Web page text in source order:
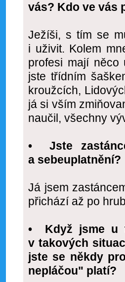
vás? Kdo ve vás
Ježíši, s tím se
i uživit. Kolem
profesi mají něco
jste třídním
kroužcích,
já si vším
naučil, všechny
• Jste
a sebeuplatnění?
Já jsem
přichází až po
• Když jsme u
v takových
jste se někdy
nepláčou" platí?